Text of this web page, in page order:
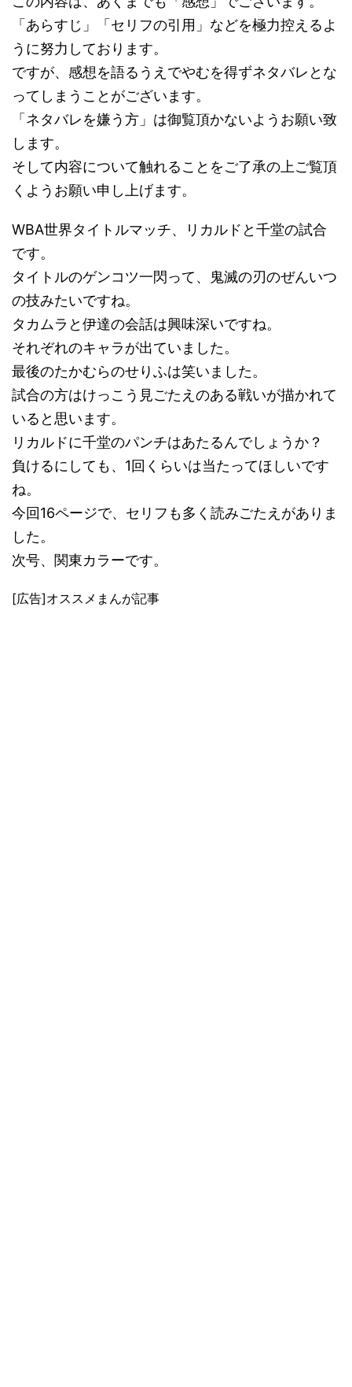
「あらすじ」「セリフの引用」などを極力控えるよ
うに努力しております。
ですが、感想を語るうえでやむを得ずネタバレとな
ってしまうことがございます。
「ネタバレを嫌う方」は御覧頂かないようお願い致
します。
そして内容について触れることをご了承の上ご覧頂
くようお願い申し上げます。
WBA世界タイトルマッチ、リカルドと千堂の試合
です。
タイトルのゲンコツ一閃って、鬼滅の刃のぜんいつ
の技みたいですね。
タカムラと伊達の会話は興味深いですね。
それぞれのキャラが出ていました。
最後のたかむらのせりふは笑いました。
試合の方はけっこう見ごたえのある戦いが描かれて
いると思います。
リカルドに千堂のパンチはあたるんでしょうか？
負けるにしても、1回くらいは当たってほしいです
ね。
今回16ページで、セリフも多く読みごたえがありま
した。
次号、関東カラーです。
[広告]オススメまんが記事